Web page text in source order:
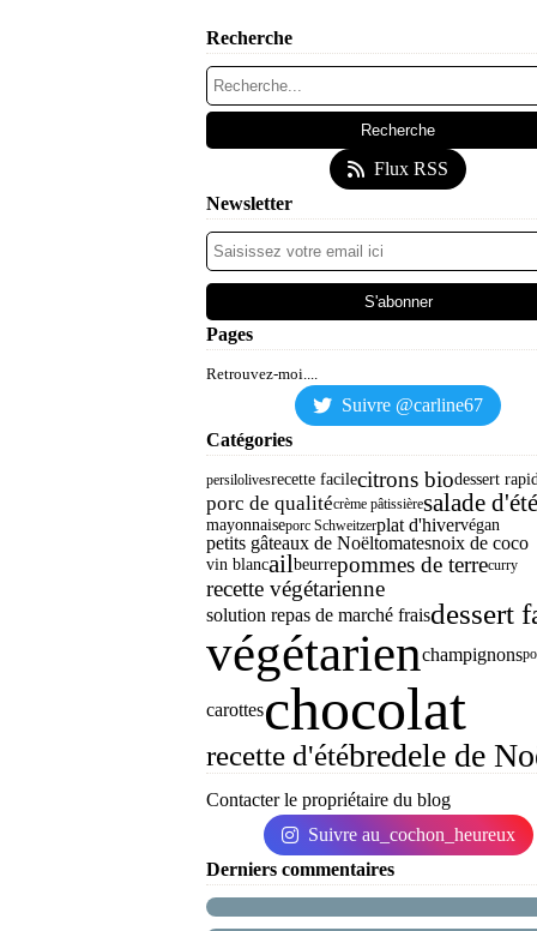
Recherche
Flux RSS
Newsletter
Pages
Retrouvez-moi....
Suivre @carline67
Catégories
persilolivesrecette facilecitrons biodessert
porc de qualitécrème pâtissièresalade d'été
mayonnaiseporc Schweitzerplat d'hivervégan
petits gâteaux de Noëltomatesnoix de coco
vin blancailbeurrepommes de terrecurry
recette végétarienne
solution repas de marché fraisdessert
végétarienchampignons
carotteschocolat
recette d'étébredele de
Contacter le propriétaire du blog
Suivre au_cochon_heureux
Derniers commentaires